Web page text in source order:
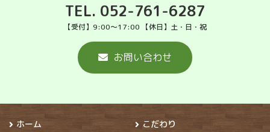
TEL. 052-761-6287
【受付】9:00～17:00 【休日】土・日・祝
お問い合わせ
ホーム こだわり